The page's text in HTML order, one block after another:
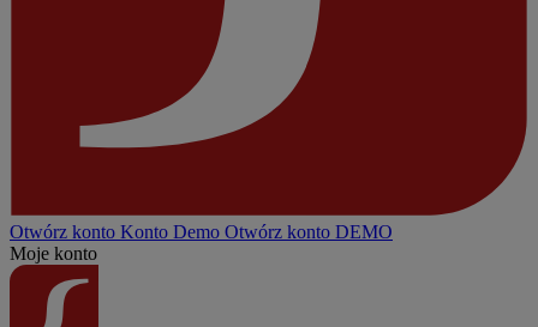
Otwórz konto Konto Demo Otwórz konto DEMO
Moje konto